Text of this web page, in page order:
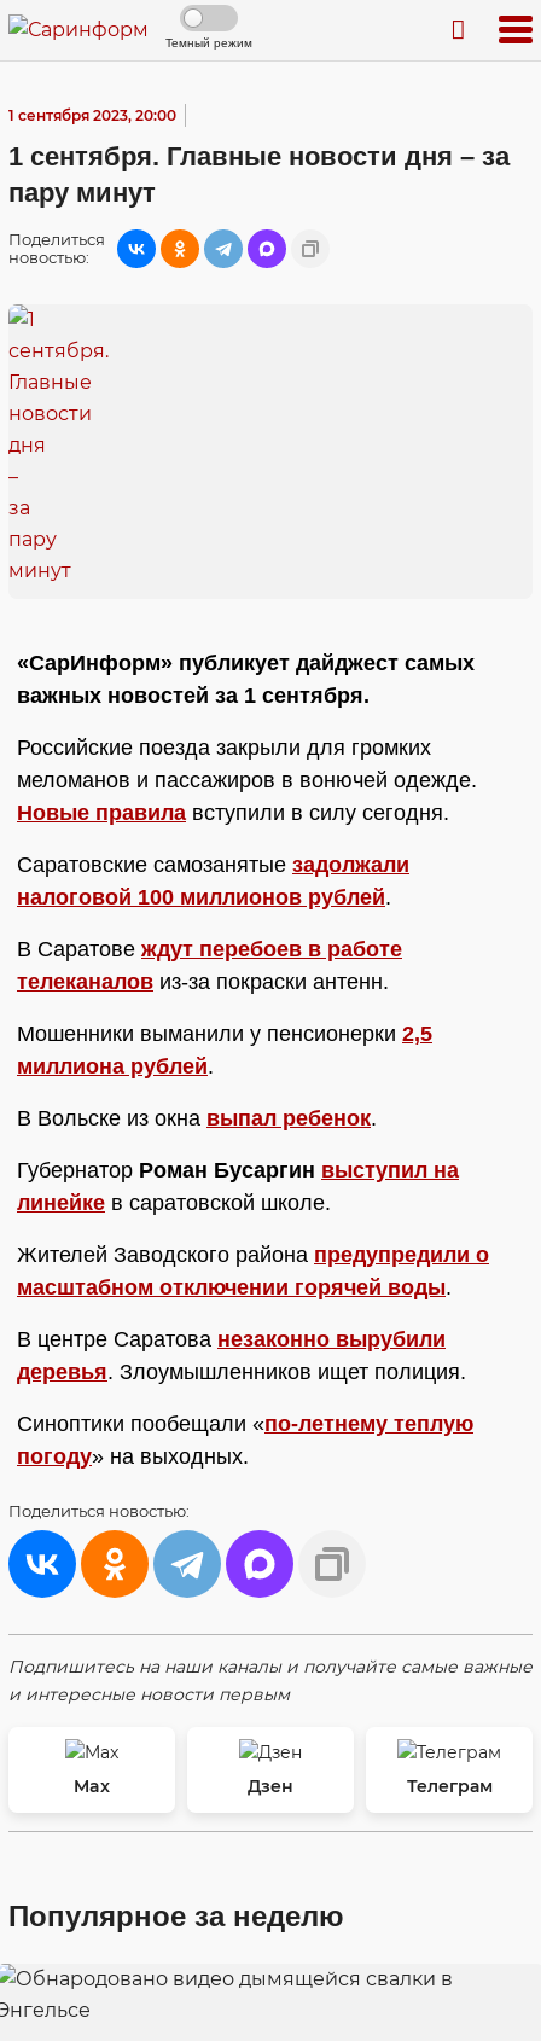
Темный режим
1 сентября 2023, 20:00
1 сентября. Главные новости дня – за
пару минут
Поделиться
новостью:
«СарИнформ» публикует дайджест самых
важных новостей за 1 сентября.
Российские поезда закрыли для громких
меломанов и пассажиров в вонючей одежде.
Новые правила вступили в силу сегодня.
Саратовские самозанятые задолжали
налоговой 100 миллионов рублей.
В Саратове ждут перебоев в работе
телеканалов из-за покраски антенн.
Мошенники выманили у пенсионерки 2,5
миллиона рублей.
В Вольске из окна выпал ребенок.
Губернатор Роман Бусаргин выступил на
линейке в саратовской школе.
Жителей Заводского района предупредили о
масштабном отключении горячей воды.
В центре Саратова незаконно вырубили
деревья. Злоумышленников ищет полиция.
Синоптики пообещали «по-летнему теплую
погоду» на выходных.
Поделиться новостью:
Подпишитесь на наши каналы и получайте самые важные
и интересные новости первым
Max Дзен Телеграм
Популярное за неделю